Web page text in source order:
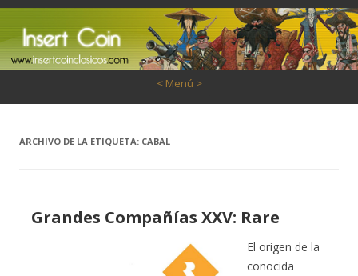
< Menú >
ARCHIVO DE LA ETIQUETA: CABAL
Grandes Compañías XXV: Rare
El origen de la
conocida